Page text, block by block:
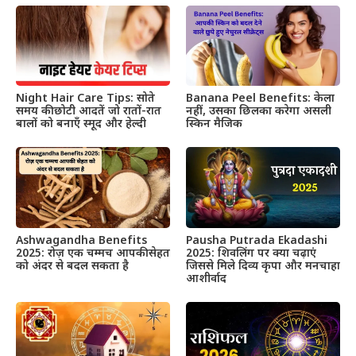
Night Hair Care Tips: सोते
समय की छोटी आदतें जो रातों-रात
बालों को बनाएँ स्मूद और हेल्दी
Banana Peel Benefits: केला
नहीं, उसका छिलका करेगा असली
स्किन मैजिक
Ashwagandha Benefits
2025: रोज़ एक चम्मच आपकी सेहत
को अंदर से बदल सकता है
Pausha Putrada Ekadashi
2025: शिवलिंग पर क्या चढ़ाएं
जिससे मिले दिव्य कृपा और मनचाहा
आशीर्वाद